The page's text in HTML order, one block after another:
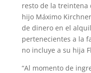
p
p
a
m
r
resto de la treintena
hijo Máximo
de dinero en el
pertenecientes a la
no incluye a su hija
“Al momento de